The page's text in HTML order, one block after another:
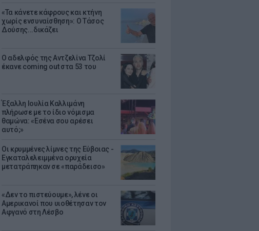
«Τα κάνετε κάφρους και κτήνη
χωρίς ενσυναίσθηση»: Ο Τάσος
Δούσης...δικάζει
Ο αδελφός της Αντζελίνα Τζολί
έκανε coming out στα 53 του
Έξαλλη Ιουλία Καλλιμάνη
πλήρωσε με το ίδιο νόμισμα
θαμώνα: «Εσένα σου αρέσει
αυτό;»
Οι κρυμμένες λίμνες της Εύβοιας -
Εγκαταλελειμμένα ορυχεία
μετατράπηκαν σε «παράδεισο»
«Δεν το πιστεύουμε», λένε οι
Αμερικανοί που υιοθέτησαν τον
Αφγανό στη Λέσβο